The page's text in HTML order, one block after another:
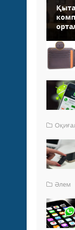
Әлем